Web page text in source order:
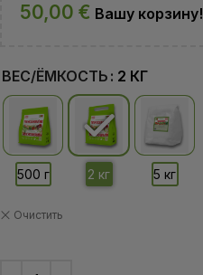
50,00 € Вашу корзину!
ВЕС/ЁМКОСТЬ 2 КГ
Очистить